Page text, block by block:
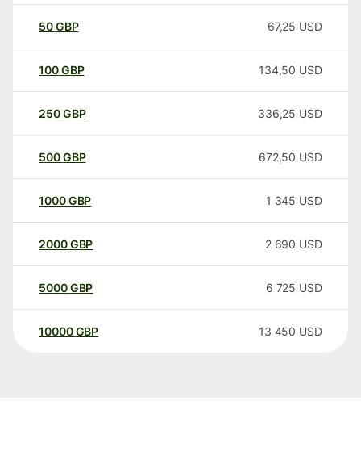
50GBP 67,25 USD
100GBP 134,50 USD
250GBP 336,25 USD
500GBP 672,50 USD
1000GBP 1 345 USD
2000GBP 2 690 USD
5000GBP 6 725 USD
10000 GBP 13 450 USD